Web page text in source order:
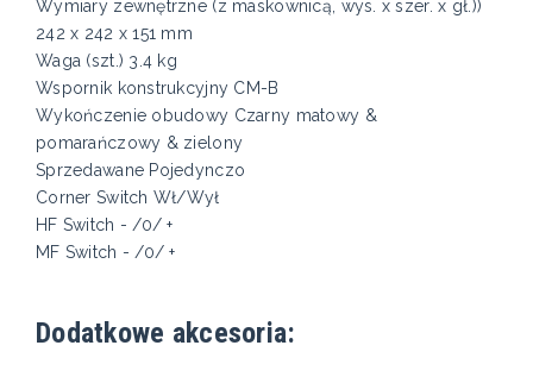
Wymiary zewnętrzne (z maskownicą, wys. x szer. x gł.))
242 x 242 x 151​ mm
Waga (szt.) 3.4 kg
Wspornik konstrukcyjny CM-B
Wykończenie obudowy Czarny matowy &
pomarańczowy & zielony
Sprzedawane Pojedynczo
Corner Switch Wł/Wył
HF Switch - /0/ +
MF Switch - /0/ +
Dodatkowe akcesoria: